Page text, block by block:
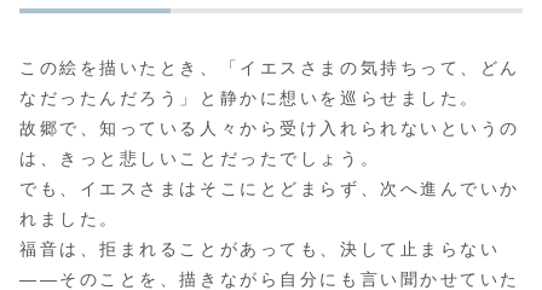
この絵を描いたとき、「イエスさまの気持ちって、どん
なだったんだろう」と静かに想いを巡らせました。
故郷で、知っている人々から受け入れられないというの
は、きっと悲しいことだったでしょう。
でも、イエスさまはそこにとどまらず、次へ進んでいか
れました。
福音は、拒まれることがあっても、決して止まらない
――そのことを、描きながら自分にも言い聞かせていた